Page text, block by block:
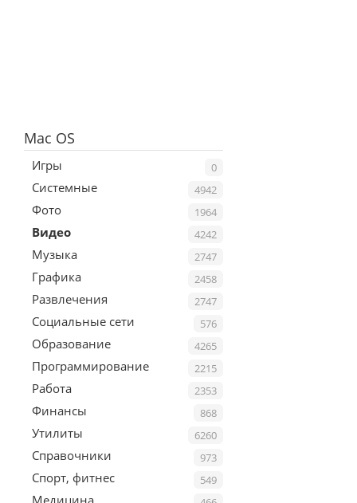
Mac OS
0
Игры
4942
Системные
1964
Фото
4242
Видео
2747
Музыка
2458
Графика
2747
Развлечения
576
Социальные сети
4265
Образование
2215
Программирование
2353
Работа
868
Финансы
6260
Утилиты
973
Справочники
549
Спорт, фитнес
Медицина